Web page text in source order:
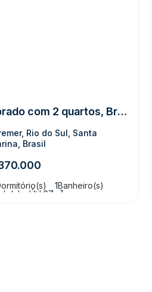
Sobrado com 2 quartos, Bremer - Rio do Sul
Rio do Sul, Santa
Brasil
1Banheiro(s)
Útil: 67m²